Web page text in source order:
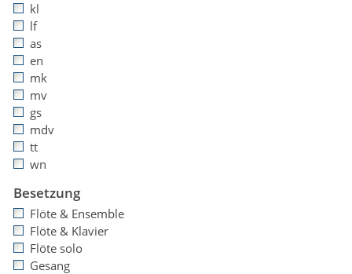
kl
lf
as
en
mk
mv
gs
mdv
tt
wn
Besetzung
Flöte & Ensemble
Flöte & Klavier
Flöte solo
Gesang